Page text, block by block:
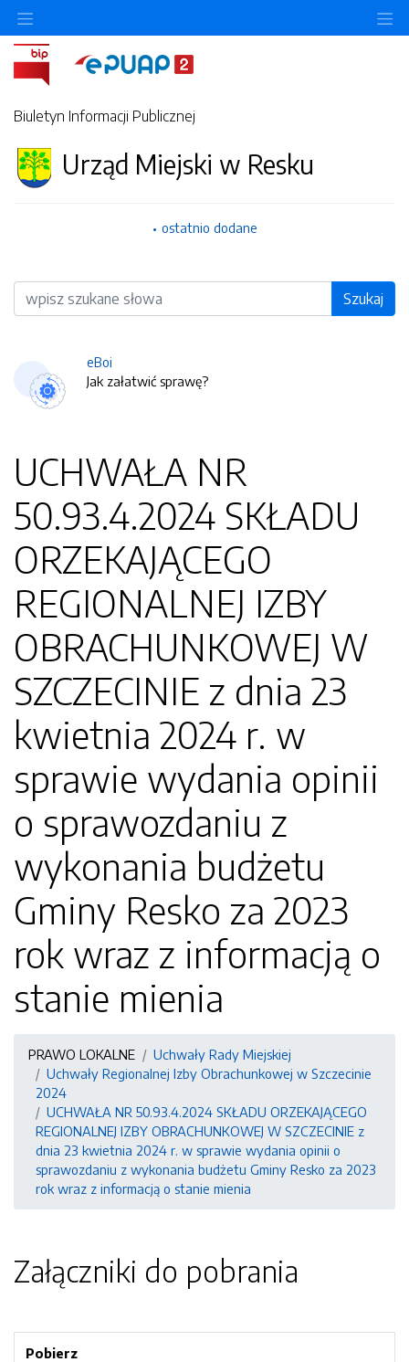
Biuletyn Informacji Publicznej
Urząd Miejski w Resku
ostatnio dodane
Wyszukiwarka Szukaj
eBoi
Jak załatwić sprawę?
UCHWAŁA NR
50.93.4.2024 SKŁADU
ORZEKAJĄCEGO
REGIONALNEJ IZBY
OBRACHUNKOWEJ W
SZCZECINIE z dnia 23
kwietnia 2024 r. w
sprawie wydania opinii
o sprawozdaniu z
wykonania budżetu
Gminy Resko za 2023
rok wraz z informacją o
stanie mienia
PRAWO LOKALNE
Uchwały Rady Miejskiej
Uchwały Regionalnej Izby Obrachunkowej w Szczecinie
2024
UCHWAŁA NR 50.93.4.2024 SKŁADU ORZEKAJĄCEGO
REGIONALNEJ IZBY OBRACHUNKOWEJ W SZCZECINIE z
dnia 23 kwietnia 2024 r. w sprawie wydania opinii o
sprawozdaniu z wykonania budżetu Gminy Resko za 2023
rok wraz z informacją o stanie mienia
Załączniki do pobrania
Pobierz